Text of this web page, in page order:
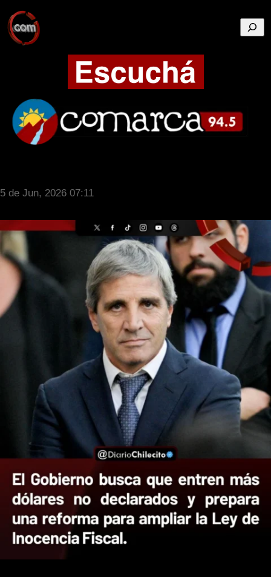
5 de Jun, 2026 07:11